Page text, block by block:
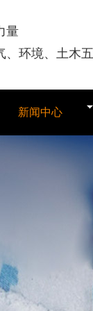
量
、环境、土木
新闻中心